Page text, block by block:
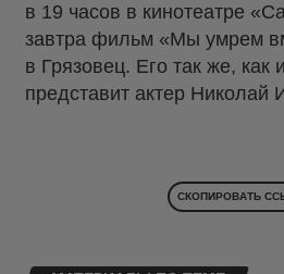
в 19 часов в кинотеатре
завтра фильм «Мы умрем
в Грязовец. Его так же, как
представит актер Николай
СКОПИРОВАТЬ